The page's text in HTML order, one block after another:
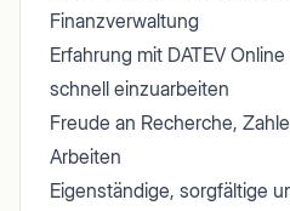
Finanzverwaltung
Erfahrung mit DATEV Online
schnell einzuarbeiten
Freude an Recherche,
Arbeiten
Eigenständige, sorgfältige